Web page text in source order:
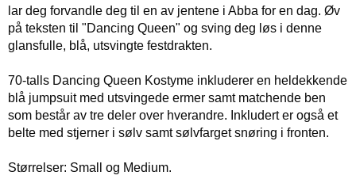
lar deg forvandle deg til en av jentene i Abba for en dag. Øv
på teksten til "Dancing Queen" og sving deg løs i denne
glansfulle, blå, utsvingte festdrakten.
70-talls Dancing Queen Kostyme inkluderer en heldekkende
blå jumpsuit med utsvingede ermer samt matchende ben
som består av tre deler over hverandre. Inkludert er også et
belte med stjerner i sølv samt sølvfarget snøring i fronten.
Størrelser: Small og Medium.